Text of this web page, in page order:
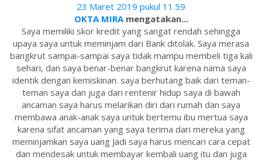
23 Maret 2019 pukul 11.59
OKTA MIRAmengatakan...
Saya memiliki skor kredit yang sangat rendah sehingga
upaya saya untuk meminjam dari Bank ditolak. Saya merasa
bangkrut sampai-sampai saya tidak mampu membeli tiga kali
sehari, dan saya benar-benar bangkrut karena nama saya
identik dengan kemiskinan. saya berhutang baik dari teman-
teman saya dan juga dari rentenir hidup saya di bawah
ancaman saya harus melarikan diri dari rumah dan saya
membawa anak-anak saya untuk bertemu ibu mertua saya
karena sifat ancaman yang saya terima dari mereka yang
meminjamkan saya uang Jadi saya harus mencari cara cepat
dan mendesak untuk membayar kembali uang itu dan juga